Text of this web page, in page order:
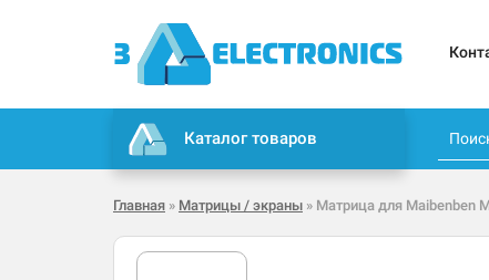
Каталог товаров
Главная » Матрицы / экраны » Матрица для Maibenben